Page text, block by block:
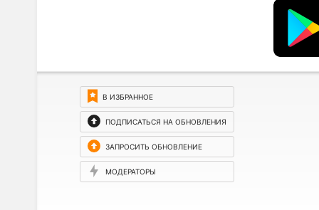
В ИЗБРАННОЕ
ПОДПИСАТЬСЯ НА ОБНОВЛЕНИЯ
ЗАПРОСИТЬ ОБНОВЛЕНИЕ
МОДЕРАТОРЫ